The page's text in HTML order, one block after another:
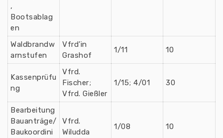
,
Bootsablag
en
Waldbrandw
arnstufen
Vfrd’in
Grashof
1/11 10
Kassenprüfu
ng
Vfrd.
Fischer;
Vfrd. Gießler
1/15; 4/01 30
Bearbeitung
Bauanträge/
Baukoordini
Vfrd.
Wiludda
1/08 10